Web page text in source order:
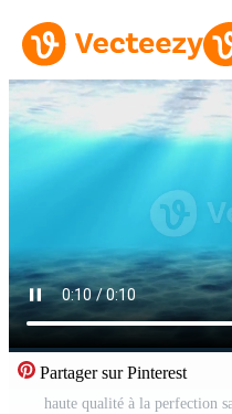
Partager sur Pinterest